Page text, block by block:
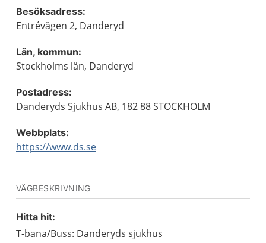
Besöksadress:
Entrévägen 2, Danderyd
Län, kommun:
Stockholms län, Danderyd
Postadress:
Danderyds Sjukhus AB, 182 88 STOCKHOLM
Webbplats:
https://www.ds.se
VÄGBESKRIVNING
Hitta hit:
T-bana/Buss: Danderyds sjukhus